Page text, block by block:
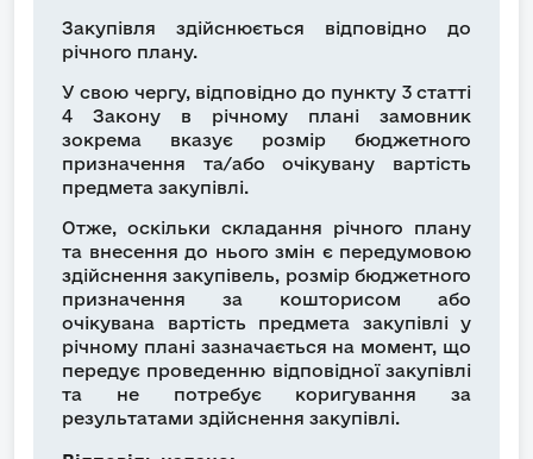
Закупівля здійснюється відповідно до
річного плану.
У свою чергу, відповідно до пункту 3 статті
4 Закону в річному плані замовник
зокрема вказує розмір бюджетного
призначення та/або очікувану вартість
предмета закупівлі.
Отже, оскільки складання річного плану
та внесення до нього змін є передумовою
здійснення закупівель, розмір бюджетного
призначення за кошторисом або
очікувана вартість предмета закупівлі у
річному плані зазначається на момент, що
передує проведенню відповідної закупівлі
та не потребує коригування за
результатами здійснення закупівлі.